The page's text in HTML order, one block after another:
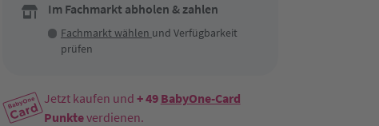
Im Fachmarkt abholen & zahlen
Fachmarkt wählen und Verfügbarkeit
prüfen
Jetzt kaufen und + 49 BabyOne-Card
Punkteverdienen.